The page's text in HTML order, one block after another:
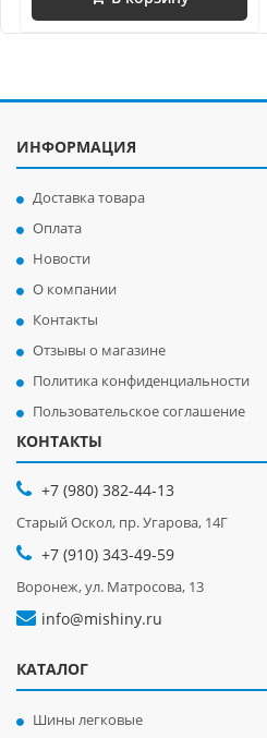
ИНФОРМАЦИЯ
Доставка товара
Оплата
Новости
О компании
Контакты
Отзывы о магазине
Политика конфиденциальности
Пользовательское соглашение
КОНТАКТЫ
+7 (980) 382-44-13
Старый Оскол, пр. Угарова, 14Г
+7 (910) 343-49-59
Воронеж, ул. Матросова, 13
info@mishiny.ru
КАТАЛОГ
Шины легковые